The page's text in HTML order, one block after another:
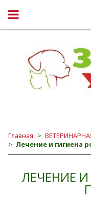
Главная
Лечение и гигиена
ЛЕЧЕНИЕ